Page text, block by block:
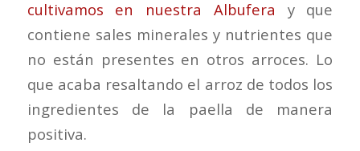
cultivamos en nuestra Albufera y que
contiene sales minerales y nutrientes que
no están presentes en otros arroces. Lo
que acaba resaltando el arroz de todos los
ingredientes de la paella de manera
positiva.